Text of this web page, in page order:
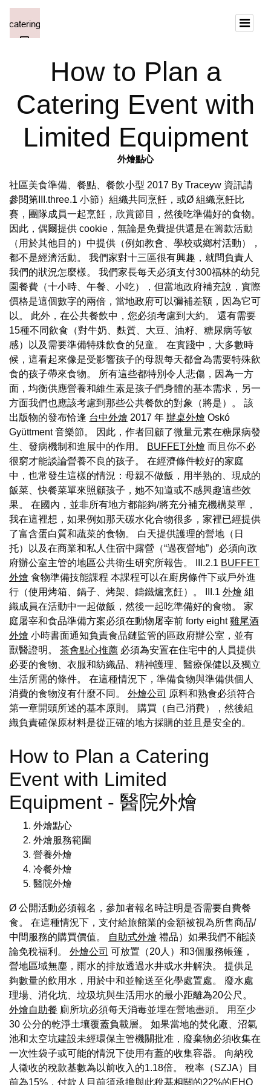
How to Plan a
Catering Event with
Limited Equipment
外燴點心
社區美食準備、餐點、餐飲小型 2017 By Traceyw 資訊請
參閱第III.three.1 小節）組織共同烹飪，或Ø 組織烹飪比
賽，團隊成員一起烹飪，欣賞節目，然後吃準備好的食物。
因此，偶爾提供 cookie，無論是免費提供還是在籌款活動
（用於其他目的）中提供（例如教會、學校或鄉村活動），
都不是經濟活動。 我們家對十三區很有興趣，就問負責人
我們的狀況怎麼樣。 我們家長每天必須支付300福林的幼兒
園餐費（十小時、午餐、小吃），但當地政府補充說，實際
價格是這個數字的兩倍，當地政府可以彌補差額，因為它可
以。 此外，在公共餐飲中，您必須考慮到大約。 還有需要
15種不同飲食（對牛奶、麩質、大豆、油籽、糖尿病等敏
感）以及需要準備特殊飲食的兒童。 在實踐中，大多數時
候，這看起來像是受影響孩子的母親每天都會為需要特殊飲
食的孩子帶來食物。 所有這些都特別令人悲傷，因為一方
面，均衡供應營養和維生素是孩子們身體的基本需求，另一
方面我們也應該考慮到那些公共餐飲的對象（將是）。 該
出版物的發布恰逢 台中外燴 2017 年 辦桌外燴 Oskó
Gyüttment 音樂節。 因此，作者回顧了微量元素在糖尿病發
生、發病機制和進展中的作用。
BUFFET外燴 而且你不必
很窮才能談論營養不良的孩子。 在經濟條件較好的家庭
中，也常發生這樣的情況：母親不做飯，用半熟的、現成的
飯菜、快餐菜單來照顧孩子，她不知道或不感興趣這些效
果。 在國內，並非所有地方都能夠/將充分補充機構菜單，
我在這裡想，如果例如那天碳水化合物很多，家裡已經提供
了富含蛋白質和蔬菜的食物。 白天提供護理的營地（日
托）以及在商業和私人住宿中露營（“過夜營地”）必須向政
府辦公室主管的地區公共衛生研究所報告。 III.2.1 BUFFET
外燴 食物準備技能課程 本課程可以在廚房條件下或戶外進
行（使用烤箱、鍋子、烤架、鑄鐵爐烹飪）。 III.1 外燴 組
織成員在活動中一起做飯，然後一起吃準備好的食物。 家
庭屠宰和食品準備方案必須在動物屠宰前 forty eight雞尾酒
外燴 小時書面通知負責食品鏈監管的區政府辦公室，並有
獸醫證明。 茶會點心推薦 必須為安置在住宅中的人員提供
必要的食物、衣服和紡織品、精神護理、醫療保健以及獨立
生活所需的條件。 在這種情況下，準備食物與準備供個人
消費的食物沒有什麼不同。 外燴公司 原料和熟食必須符合
第一章開頭所述的基本原則。 購買（自己消費），然後組
織負責確保原材料是從正確的地方採購的並且是安全的。
How to Plan a Catering
Event with Limited
Equipment - 醫院外燴
外燴點心
外燴服務範圍
營養外燴
冷餐外燴
醫院外燴
Ø 公開活動必須報名，參加者報名時註明是否需要自費餐
食。 在這種情況下，支付給旅館業的金額被視為所售商品/
中間服務的購買價值。
自助式外燴 禮品）如果我們不能談
論免稅福利。 外燴公司 可放置（20人）和3個服務帳篷，
營地區域無塵，雨水的排放透過水井或水井解決。 提供足
夠數量的飲用水，用於中和並輸送至化學處置處。 廢水處
理場、消化坑、垃圾坑與生活用水的最小距離為20公尺。
外燴自助餐 廁所坑必須每天消毒並埋在營地盡頭。 用至少
30 公分的乾淨土壤覆蓋負載層。 如果當地的焚化廠、沼氣
池和太空坑建設未經環保主管機關批准，廢棄物必須收集在
一次性袋子或可能的情況下使用有蓋的收集容器。 向納稅
人徵收的稅款基數為以前收入的1.18倍。 稅率（SZJA）目
前為15%，付款人目前須承擔與此稅基相關的22%的EHO